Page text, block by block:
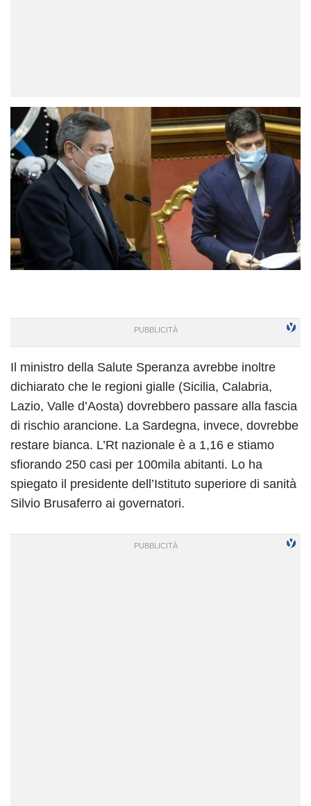
Il ministro della Salute Speranza avrebbe inoltre
dichiarato che le regioni gialle (Sicilia, Calabria,
Lazio, Valle d’Aosta) dovrebbero passare alla fascia
di rischio arancione. La Sardegna, invece, dovrebbe
restare bianca. L’Rt nazionale è a 1,16 e stiamo
sfiorando 250 casi per 100mila abitanti. Lo ha
spiegato il presidente dell’Istituto superiore di sanità
Silvio Brusaferro ai governatori.